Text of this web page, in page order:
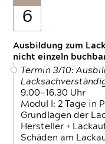
6
Ausbildung zum
nicht einzeln
Termin 3/10:
9.00—16.30 Uhr
Modul I: 2 Tage in
Grundlagen der
Hersteller +
Schäden am